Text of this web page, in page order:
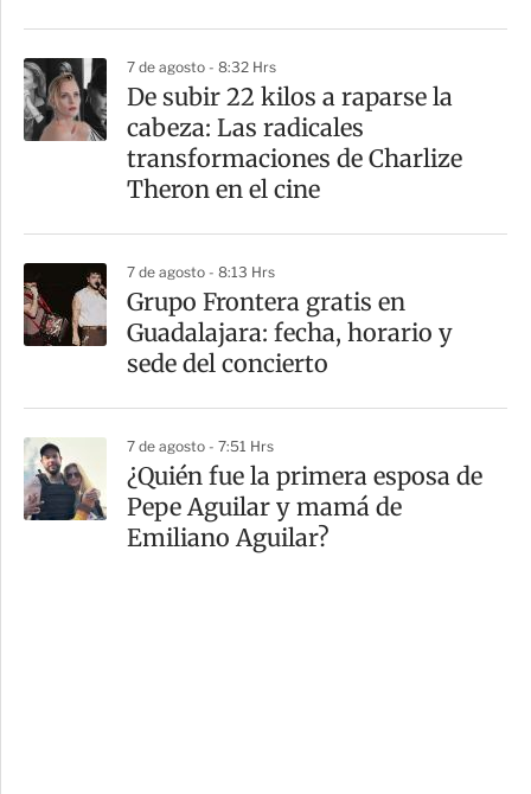
7 de agosto - 8:32 Hrs
De subir 22 kilos a raparse la
cabeza: Las radicales
transformaciones de Charlize
Theron en el cine
7 de agosto - 8:13 Hrs
Grupo Frontera gratis en
Guadalajara: fecha, horario y
sede del concierto
7 de agosto - 7:51 Hrs
¿Quién fue la primera esposa de
Pepe Aguilar y mamá de
Emiliano Aguilar?